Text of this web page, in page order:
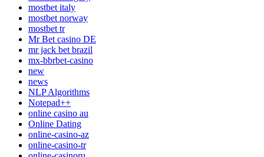
mostbet italy
mostbet norway
mostbet tr
Mr Bet casino DE
mr jack bet brazil
mx-bbrbet-casino
new
news
NLP Algorithms
Notepad++
online casino au
Online Dating
online-casino-az
online-casino-tr